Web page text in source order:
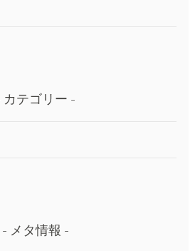
カテゴリー
メタ情報